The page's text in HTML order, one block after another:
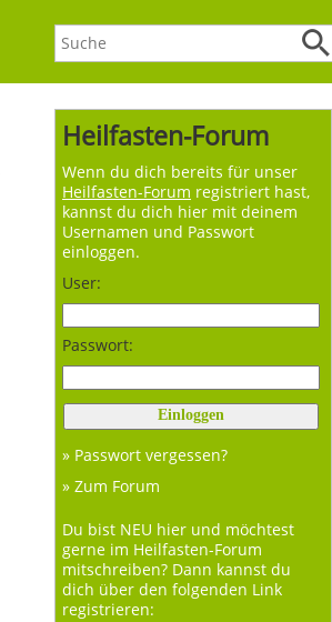
Heilfasten-Forum
Wenn du dich bereits für unser
Heilfasten-Forum registriert hast,
kannst du dich hier mit deinem
Usernamen und Passwort
einloggen.
User:
Passwort:
» Passwort vergessen?
» Zum Forum
Du bist NEU hier und möchtest
gerne im Heilfasten-Forum
mitschreiben? Dann kannst du
dich über den folgenden Link
registrieren: